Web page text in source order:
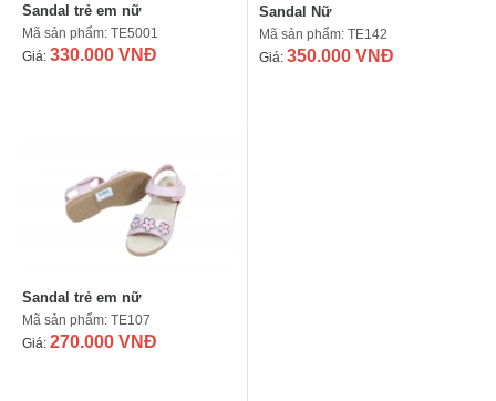
Sandal trẻ em nữ
Mã sản phẩm: TE5001
Giá: 330.000 VNĐ
Sandal Nữ
Mã sản phẩm: TE142
Giá: 350.000 VNĐ
Sandal trẻ em nữ
Mã sản phẩm: TE107
Giá: 270.000 VNĐ